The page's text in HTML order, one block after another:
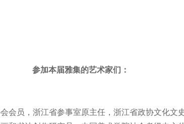
参加本届雅集的艺术家们：
会员，浙江省参事室原主任，浙江省政协文化文